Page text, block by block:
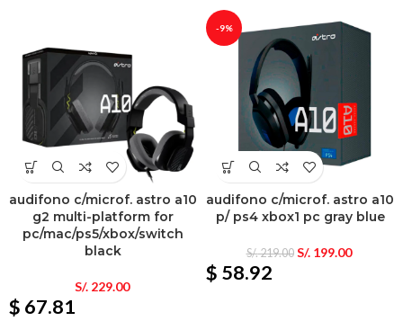
audifono c/microf. astro a10
g2 multi-platform for
pc/mac/ps5/xbox/switch
black
S/.229.00
$ 67.81
-9%
audifono c/microf. astro a10
p/ ps4 xbox1 pc gray blue
S/.219.00 S/.199.00
$ 58.92